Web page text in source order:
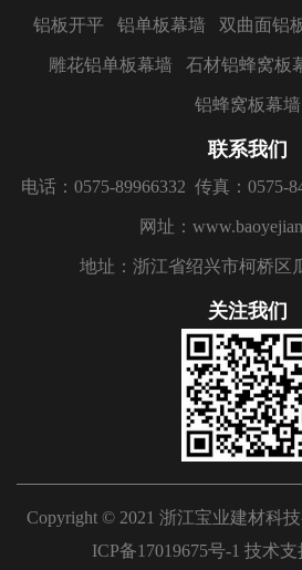
铝板开平 铝单板幕墙 双曲面铝
雕花铝单板幕墙 石材铝蜂窝板
铝蜂窝板幕墙
联系我们
电话：0575-89966332 传真：0575-
网址：
地址：浙江省绍兴市柯桥区
关注我们
Copyright © 2021 浙江宝业建材科
ICP备17019675号-1 技术支